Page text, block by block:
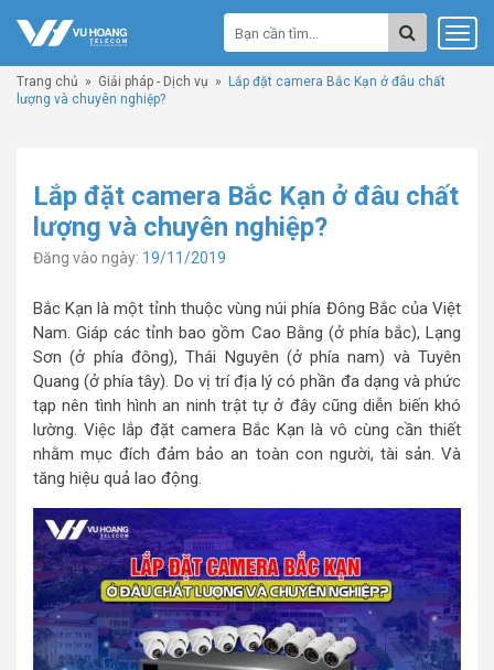
Trang chủ » Giải pháp - Dịch vụ »
Lắp đặt camera Bắc Kạn ở đâu chất
lượng và chuyên nghiệp?
Lắp đặt camera Bắc Kạn ở đâu chất
lượng và chuyên nghiệp?
Đăng vào ngày: 19/11/2019
Bắc Kạn là một tỉnh thuộc vùng núi phía Đông Bắc của Việt
Nam. Giáp các tỉnh bao gồm Cao Bằng (ở phía bắc), Lạng
Sơn (ở phía đông), Thái Nguyên (ở phía nam) và Tuyên
Quang (ở phía tây). Do vị trí địa lý có phần đa dạng và phức
tạp nên tình hình an ninh trật tự ở đây cũng diễn biến khó
lường. Việc lắp đặt camera Bắc Kạn là vô cùng cần thiết
nhằm mục đích đảm bảo an toàn con người, tài sản. Và
tăng hiệu quả lao động.